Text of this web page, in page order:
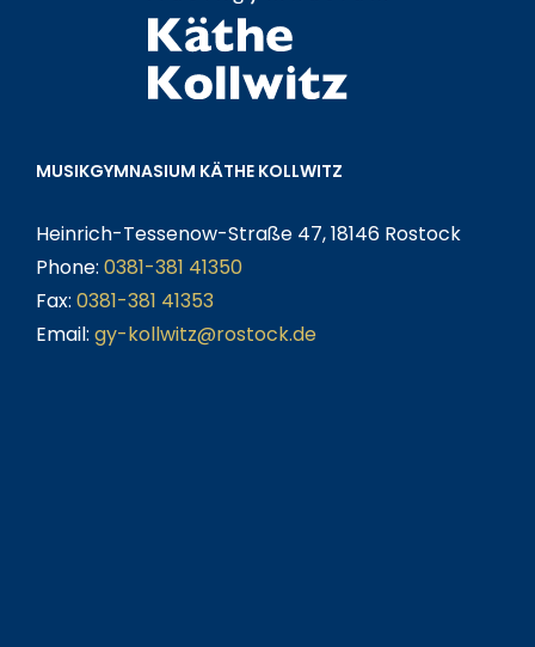
MUSIKGYMNASIUM KÄTHE KOLLWITZ
Heinrich-Tessenow-Straße 47, 18146 Rostock
Phone: 0381-381 41350
Fax: 0381-381 41353
Email: gy-kollwitz@rostock.de